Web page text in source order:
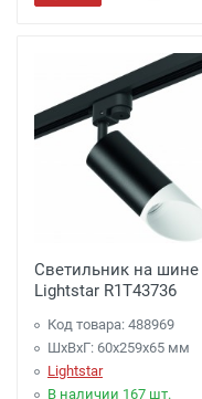
Светильник на шине
Lightstar R1T43736
Код товара: 488969
ШхВхГ: 60x259x65 мм
Lightstar
В наличии 167 шт.